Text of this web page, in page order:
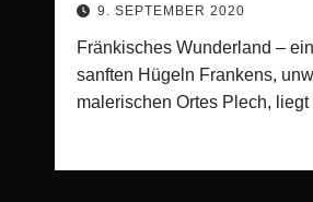
9. SEPTEMBER 2020
Fränkisches Wunderland –
sanften Hügeln Frankens,
malerischen Ortes Plech,